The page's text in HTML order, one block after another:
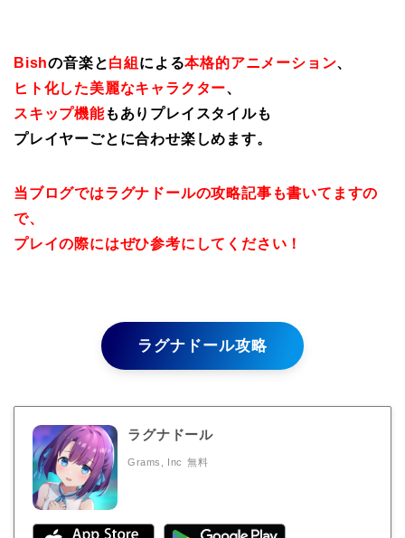
Bishの音楽と白組 による本格的アニメーション、
ヒト化した美麗なキャラクター、
スキップ機能もありプレイスタイルも
プレイヤーごとに合わせ楽しめます。
当ブログではラグナドールの攻略記事も書いてますの
で、
プレイの際にはぜひ参考にしてください！
ラグナドール攻略
ラグナドール
Grams, Inc 無料